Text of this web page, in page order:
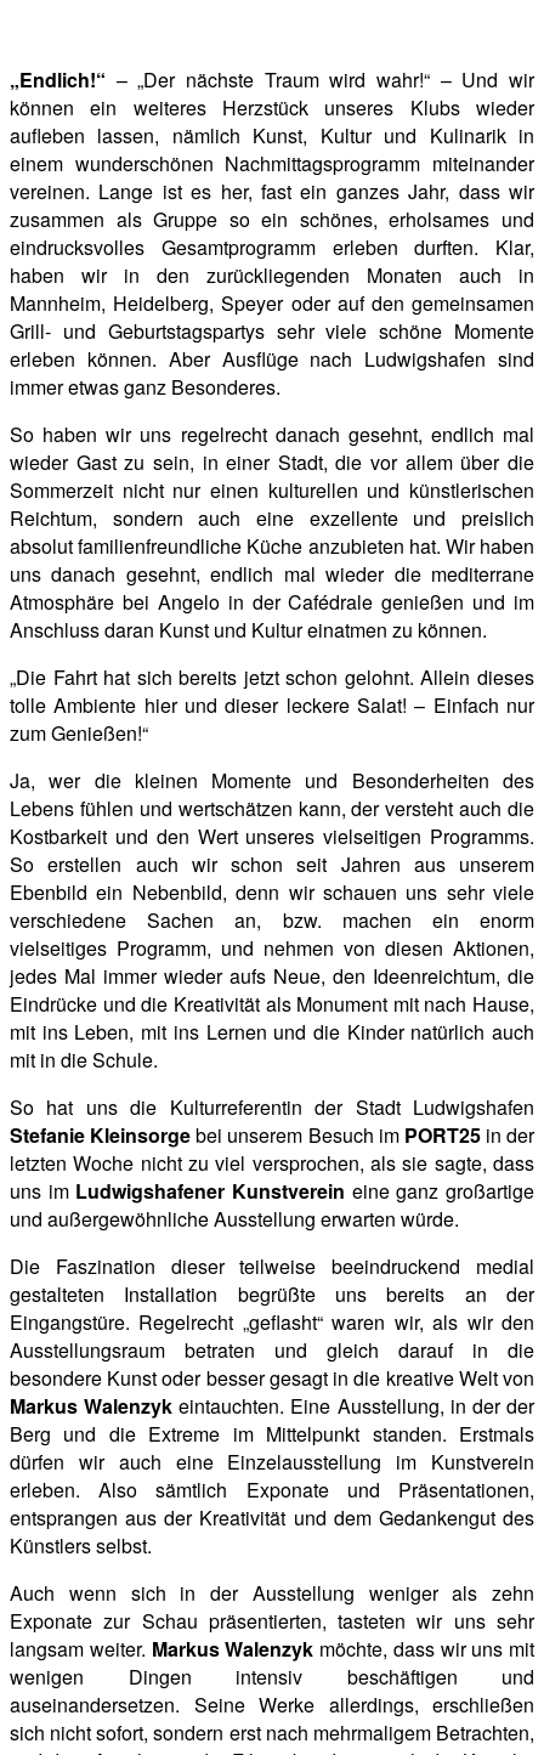
„Endlich!“ – „Der nächste Traum wird wahr!“ – Und wir
können ein weiteres Herzstück unseres Klubs wieder
aufleben lassen, nämlich Kunst, Kultur und Kulinarik in
einem wunderschönen Nachmittagsprogramm miteinander
vereinen. Lange ist es her, fast ein ganzes Jahr, dass wir
zusammen als Gruppe so ein schönes, erholsames und
eindrucksvolles Gesamtprogramm erleben durften. Klar,
haben wir in den zurückliegenden Monaten auch in
Mannheim, Heidelberg, Speyer oder auf den gemeinsamen
Grill- und Geburtstagspartys sehr viele schöne Momente
erleben können. Aber Ausflüge nach Ludwigshafen sind
immer etwas ganz Besonderes.
So haben wir uns regelrecht danach gesehnt, endlich mal
wieder Gast zu sein, in einer Stadt, die vor allem über die
Sommerzeit nicht nur einen kulturellen und künstlerischen
Reichtum, sondern auch eine exzellente und preislich
absolut familienfreundliche Küche anzubieten hat. Wir haben
uns danach gesehnt, endlich mal wieder die mediterrane
Atmosphäre bei Angelo in der Cafédrale genießen und im
Anschluss daran Kunst und Kultur einatmen zu können.
„Die Fahrt hat sich bereits jetzt schon gelohnt. Allein dieses
tolle Ambiente hier und dieser leckere Salat! – Einfach nur
zum Genießen!“
Ja, wer die kleinen Momente und Besonderheiten des
Lebens fühlen und wertschätzen kann, der versteht auch die
Kostbarkeit und den Wert unseres vielseitigen Programms.
So erstellen auch wir schon seit Jahren aus unserem
Ebenbild ein Nebenbild, denn wir schauen uns sehr viele
verschiedene Sachen an, bzw. machen ein enorm
vielseitiges Programm, und nehmen von diesen Aktionen,
jedes Mal immer wieder aufs Neue, den Ideenreichtum, die
Eindrücke und die Kreativität als Monument mit nach Hause,
mit ins Leben, mit ins Lernen und die Kinder natürlich auch
mit in die Schule.
So hat uns die Kulturreferentin der Stadt Ludwigshafen
Stefanie Kleinsorgebei unserem Besuch im PORT25in der
letzten Woche nicht zu viel versprochen, als sie sagte, dass
uns im Ludwigshafener Kunstverein eine ganz großartige
und außergewöhnliche Ausstellung erwarten würde.
Die Faszination dieser teilweise beeindruckend medial
gestalteten Installation begrüßte uns bereits an der
Eingangstüre. Regelrecht „geflasht“ waren wir, als wir den
Ausstellungsraum betraten und gleich darauf in die
besondere Kunst oder besser gesagt in die kreative Welt von
Markus Walenzyk eintauchten. Eine Ausstellung, in der der
Berg und die Extreme im Mittelpunkt standen. Erstmals
dürfen wir auch eine Einzelausstellung im Kunstverein
erleben. Also sämtlich Exponate und Präsentationen,
entsprangen aus der Kreativität und dem Gedankengut des
Künstlers selbst.
Auch wenn sich in der Ausstellung weniger als zehn
Exponate zur Schau präsentierten, tasteten wir uns sehr
langsam weiter. Markus Walenzyk möchte, dass wir uns mit
wenigen Dingen intensiv beschäftigen und
auseinandersetzen. Seine Werke allerdings, erschließen
sich nicht sofort, sondern erst nach mehrmaligem Betrachten,